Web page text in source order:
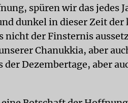
spüren wir das jedes
dunkel in dieser Zeit der
nicht der Finsternis
Chanukkia, aber
Dezembertage, aber